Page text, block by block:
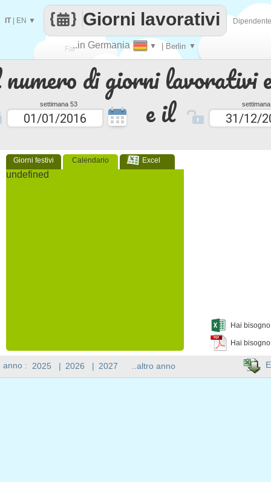
di giorni lavorativi
settimana 53 e il
Giorni festivi Calendario Excel
undefined
Hai
Hai
Fai
contare
..in Germania ▼ | Berlin ▼
Giorni lavorativi
IT| EN ▼
anno : 2025 | 2026 | 2027 ..altro anno